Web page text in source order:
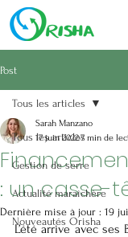
Post
Tous les articles
Gestion de serre
Actualité maraîchère
Nouveautés Orisha
Tous les articles
: un casse-
Sarah Manzano
17 juin 20227 min de
Dernière mise à jour : 19
L’été arrive avec ses